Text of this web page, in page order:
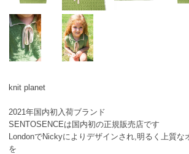
knit planet
2021年国内初入荷ブランド
SENTOSENCEは国内初の正規販売店です
LondonでNickyによりデザインされ,明るく上質な
を